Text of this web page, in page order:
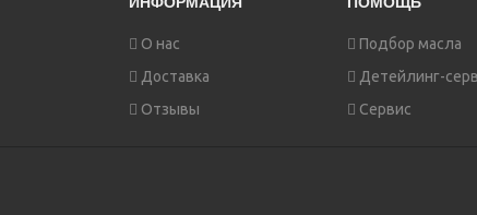
О нас
Доставка
Отзывы
Подбор масла
Детейлинг-
Сервис